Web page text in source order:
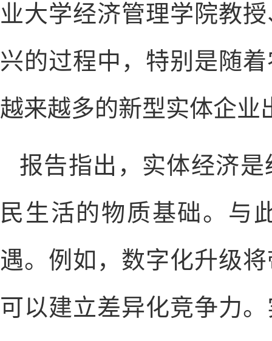
业大学经济管理学院教
兴的过程中，特别是随
越来越多的新型实体企业
报告指出，实体经济
民生活的物质基础。与
遇。例如，数字化升级
可以建立差异化竞争力